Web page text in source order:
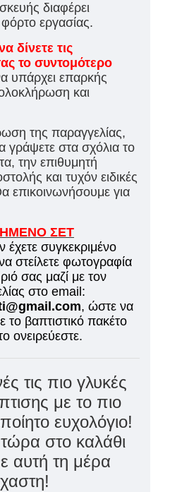
διαφέρει
εργασίας.
δίνετε τις
το συντομότερο
υπάρχει επαρκής
και
της παραγγελίας,
γράψετε στα σχόλια το
την επιθυμητή
και τυχόν ειδικές
επικοινωνήσουμε για
ΣΕΤ
έχετε συγκεκριμένο
στείλετε φωτογραφία
σας μαζί με τον
στο email:
, ώστε να
το βαπτιστικό πακέτο
ονειρεύεστε.
τις πιο γλυκές
με το πιο
ευχολόγιο!
στο καλάθι
αυτή τη μέρα